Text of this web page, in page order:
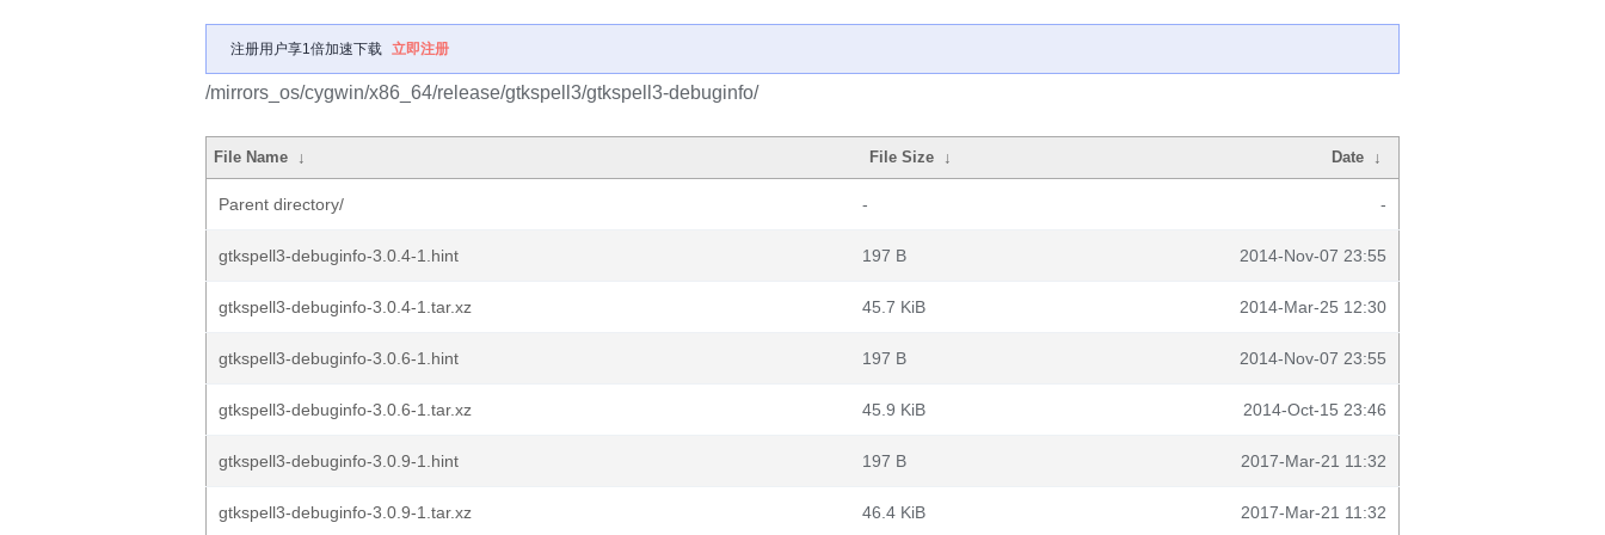
注册用户享1倍加速下载 立即注册
/mirrors_os/cygwin/x86_64/release/gtkspell3/gtkspell3-debuginfo/
File Name ↓ File Size ↓ Date ↓
Parent directory/ - -
gtkspell3-debuginfo-3.0.4-1.hint 197 B 2014-Nov-07 23:55
gtkspell3-debuginfo-3.0.4-1.tar.xz 45.7 KiB 2014-Mar-25 12:30
gtkspell3-debuginfo-3.0.6-1.hint 197 B 2014-Nov-07 23:55
gtkspell3-debuginfo-3.0.6-1.tar.xz 45.9 KiB 2014-Oct-15 23:46
gtkspell3-debuginfo-3.0.9-1.hint 197 B 2017-Mar-21 11:32
gtkspell3-debuginfo-3.0.9-1.tar.xz 46.4 KiB 2017-Mar-21 11:32